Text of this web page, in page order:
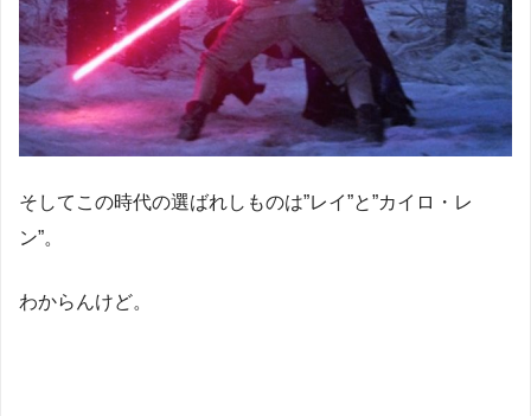
そしてこの時代の選ばれしものは”レイ”と”カイロ・レ
ン”。
わからんけど。